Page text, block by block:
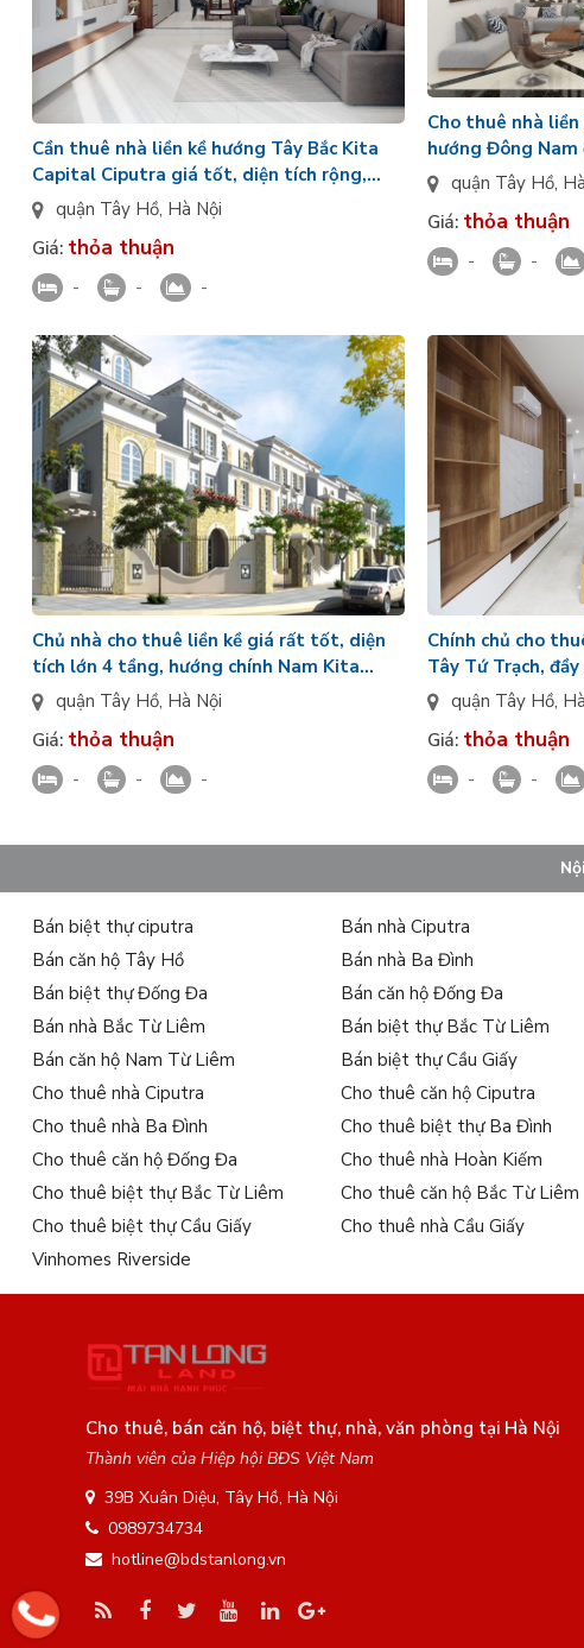
Cần thuê nhà liền kề hướng Tây Bắc Kita
Capital Ciputra giá tốt, diện tích rộng,
chưa có đồ
quận Tây Hồ, Hà Nội
Giá: thỏa thuận
- - -
Cho thuê nhà
hướng Đông
Ciputra giá
quận Tây Hồ,
Giá: thỏa thuận
- -
Chủ nhà cho thuê liền kề giá rất tốt, diện
tích lớn 4 tầng, hướng chính Nam Kita
Capital chưa có đồ
quận Tây Hồ, Hà Nội
Giá: thỏa thuận
- - -
Chính chủ cho
Tây Tứ Trạch,
gần bể bơi
quận Tây Hồ,
Giá: thỏa thuận
- -
Bán biệt thự ciputra Bán nhà Ciputra
Bán căn hộ Tây Hồ
Bán nhà Ba Đình
Bán biệt thự Đống Đa
Bán căn hộ Đống Đa
Bán nhà Bắc Từ Liêm
Bán biệt thự Bắc Từ Liêm
Bán căn hộ Nam Từ Liêm
Bán biệt thự Cầu Giấy
Cho thuê nhà Ciputra
Cho thuê căn hộ Ciputra
Cho thuê nhà Ba Đình
Cho thuê biệt thự Ba Đình
Cho thuê căn hộ Đống Đa
Cho thuê nhà Hoàn Kiếm
Cho thuê biệt thự Bắc Từ Liêm
Cho thuê căn hộ Bắc Từ Liêm
Cho thuê biệt thự Cầu Giấy
Cho thuê nhà Cầu Giấy
Vinhomes Riverside
Cho thuê, bán căn hộ, biệt thự, nhà, văn phòng tại Hà Nội
Thành viên của Hiệp hội BĐS Việt Nam
39B Xuân Diệu, Tây Hồ, Hà Nội
0989734734
hotline@bdstanlong.vn